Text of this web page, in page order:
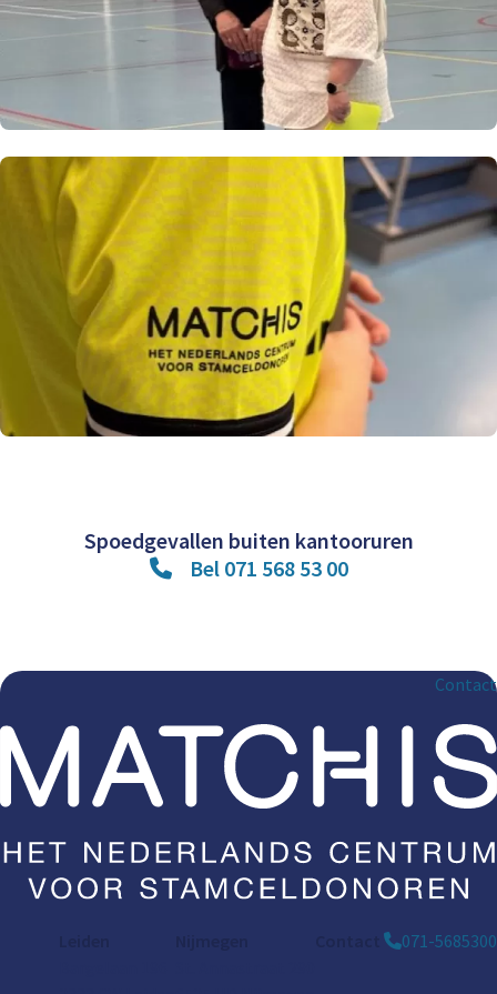
Spoedgevallen buiten kantooruren
Bel 071 568 53 00
Contact
071-5685300